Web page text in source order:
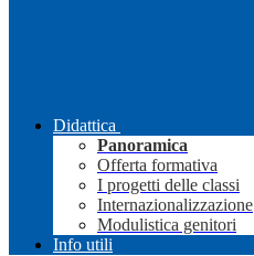
Didattica
Panoramica
Offerta formativa
I progetti delle classi
Internazionalizzazione
Modulistica genitori
Info utili